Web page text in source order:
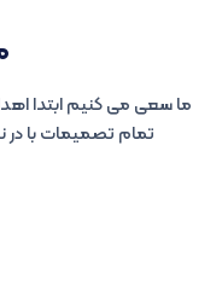
ما سعی می کنیم ابتدا
تمام تصمیمات با